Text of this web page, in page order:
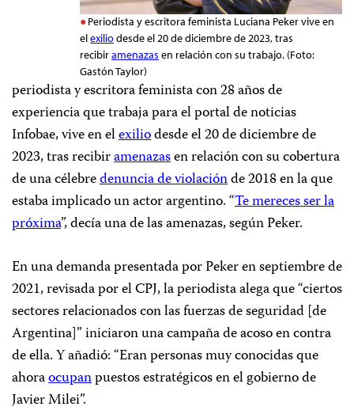
Periodista y escritora feminista Luciana Peker vive en
elexiliodesde el 20 de diciembre de 2023, tras
recibiramenazas en relación con su trabajo. (Foto:
Gastón Taylor)
periodista y escritora feminista con 28 años de
experiencia que trabaja para el portal de noticias
Infobae, vive en elexiliodesde el 20 de diciembre de
2023, tras recibiramenazasen relación con su cobertura
de una célebredenuncia de violaciónde 2018 en la que
estaba implicado un actor argentino. “Te mereces ser la
próxima”, decía una de las amenazas, según Peker.
En una demanda presentada por Peker en septiembre de
2021, revisada por el CPJ, la periodista alega que “ciertos
sectores relacionados con las fuerzas de seguridad [de
Argentina]” iniciaron una campaña de acoso en contra
de ella. Y añadió: “Eran personas muy conocidas que
ahoraocupanpuestos estratégicos en el gobierno de
Javier Milei”.